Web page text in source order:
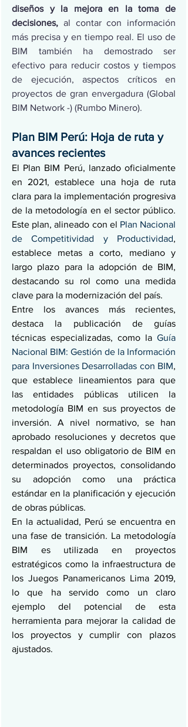
diseños y la mejora en la toma de
decisiones, al contar con información
más precisa y en tiempo real. El uso de
BIM también ha demostrado ser
efectivo para reducir costos y tiempos
de ejecución, aspectos críticos en
proyectos de gran envergadura​ (Global
BIM Network -)​ (Rumbo Minero).
Plan BIM Perú: Hoja de ruta y
avances recientes
El Plan BIM Perú, lanzado oficialmente
en 2021, establece una hoja de ruta
clara para la implementación progresiva
de la metodología en el sector público.
Este plan, alineado con el Plan Nacional
de Competitividad y Productividad,
establece metas a corto, mediano y
largo plazo para la adopción de BIM,
destacando su rol como una medida
clave para la modernización del país.
Entre los avances más recientes,
destaca la publicación de guías
técnicas especializadas, como la Guía
Nacional BIM: Gestión de la Información
para Inversiones Desarrolladas con BIM,
que establece lineamientos para que
las entidades públicas utilicen la
metodología BIM en sus proyectos de
inversión. A nivel normativo, se han
aprobado resoluciones y decretos que
respaldan el uso obligatorio de BIM en
determinados proyectos, consolidando
su adopción como una práctica
estándar en la planificación y ejecución
de obras públicas.
En la actualidad, Perú se encuentra en
una fase de transición. La metodología
BIM es utilizada en proyectos
estratégicos como la infraestructura de
los Juegos Panamericanos Lima 2019,
lo que ha servido como un claro
ejemplo del potencial de esta
herramienta para mejorar la calidad de
los proyectos y cumplir con plazos
ajustados​.